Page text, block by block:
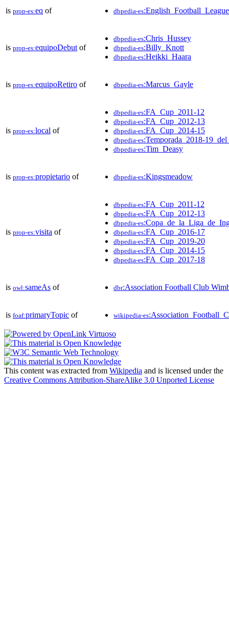
is prop-es:eq of dbpedia-es
is prop-es:equipoDebut of
dbpedia-es:Chris_Hussey
dbpedia-es:Billy_Knott
dbpedia-es:Heikki_Haara
is prop-es:equipoRetiro of dbpedia-es:Marcus_Gayle
is prop-es:local of
dbpedia-es:FA_Cup_2011-12
dbpedia-es:FA_Cup_2012-13
dbpedia-es:FA_Cup_2014-15
dbpedia-es:Temporada_2018-
dbpedia-es:Tim_Deasy
is prop-es:propietario of dbpedia-es:Kingsmeadow
is prop-es:visita of
dbpedia-es:FA_Cup_2011-12
dbpedia-es:FA_Cup_2012-13
dbpedia-es
dbpedia-es:FA_Cup_2016-17
dbpedia-es:FA_Cup_2019-20
dbpedia-es:FA_Cup_2014-15
dbpedia-es:FA_Cup_2017-18
is owl:sameAs of dbr:Association Football Club
is foaf:primaryTopic of wikipedia-es
This content was extracted from Wikipedia and is licensed under the
Creative Commons Attribution-ShareAlike 3.0 Unported License